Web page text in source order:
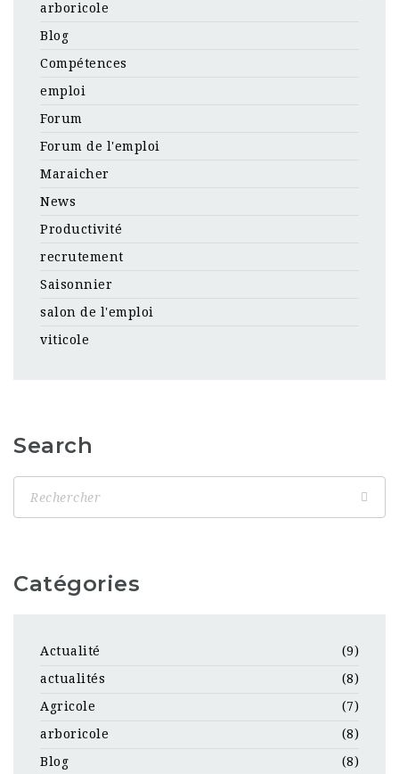
arboricole
Blog
Compétences
emploi
Forum
Forum de l'emploi
Maraicher
News
Productivité
recrutement
Saisonnier
salon de l'emploi
viticole
Search
Catégories
Actualité
(9)
actualités
(8)
Agricole
(7)
arboricole
(8)
Blog
(8)